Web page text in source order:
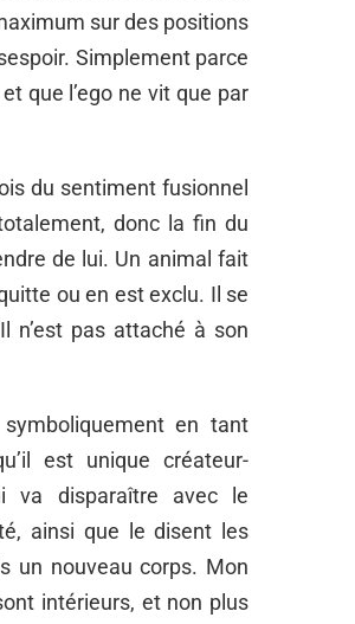
sur des positions
Simplement parce
que l’ego ne vit que par
du sentiment fusionnel
donc la fin du
de lui. Un animal fait
ou en est exclu. Il se
n’est pas attaché à son
en tant
est unique créateur-
va disparaître avec le
ainsi que le disent les
un nouveau corps. Mon
intérieurs, et non plus